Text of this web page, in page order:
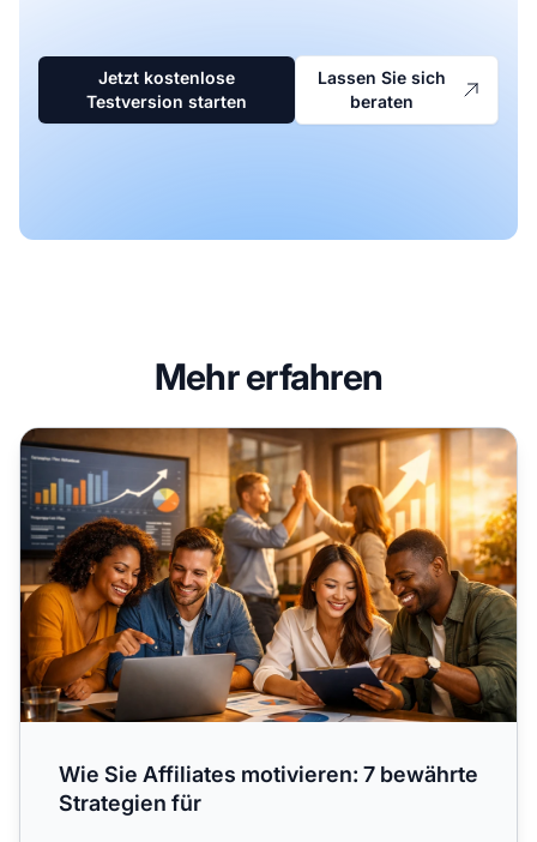
Jetzt kostenlose
Testversion starten
Lassen Sie sich
beraten
Mehr erfahren
Wie Sie Affiliates motivieren: 7 bewährte Strategien für
Wie Sie Affiliates motivieren: 7 bewährte
Strategien für